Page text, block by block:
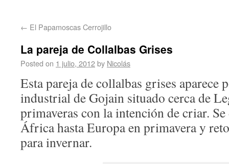
← El Papamoscas Cerrojillo
La pareja de Collalbas Grises
Posted on 1 julio, 2012by Nicolás
Esta pareja de collalbas grises aparece
industrial de Gojain situado cerca de
primaveras con la intención de criar. Se
África hasta Europa en primavera y
para invernar.